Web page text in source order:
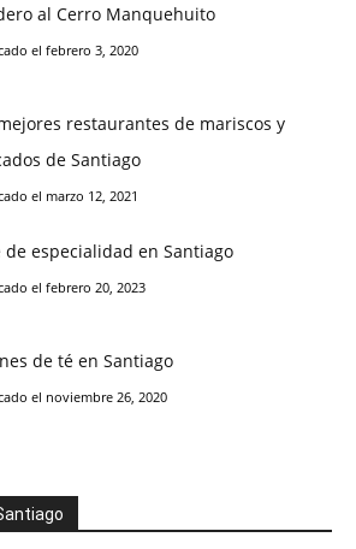
al Cerro Manquehuito
el febrero 3, 2020
restaurantes de mariscos y
de Santiago
el marzo 12, 2021
de especialidad en Santiago
el febrero 20, 2023
de té en Santiago
el noviembre 26, 2020